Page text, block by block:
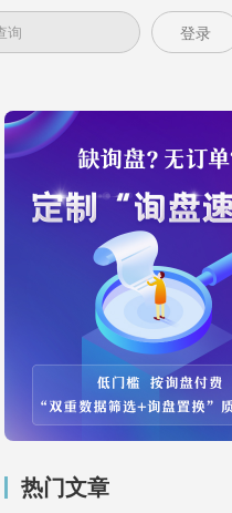
登录
热门文章